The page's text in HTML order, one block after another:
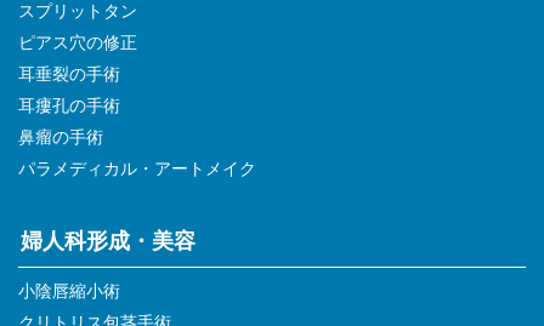
スプリットタン
ピアス穴の修正
耳垂裂の手術
耳瘻孔の手術
鼻瘤の手術
パラメディカル・アートメイク
婦人科形成・美容
小陰唇縮小術